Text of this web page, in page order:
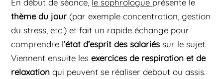
thème du jour (par exemple concentration, gestion
du stress, etc.) et fait un rapide échange pour
comprendre l’état d’esprit des salariés sur le sujet.
Viennent ensuite lesexercices de respiration et de
relaxation qui peuvent se réaliser debout ou assis.